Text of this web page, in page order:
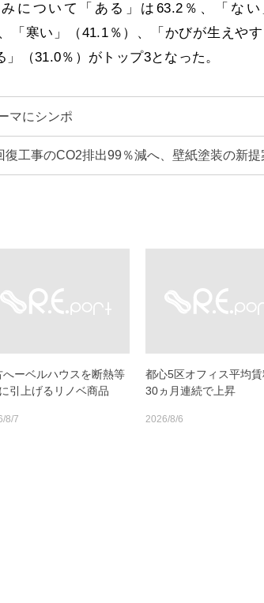
について「ある」は63.2％、「ない
「寒い」（41.1％）、「かびが生えやす
」（31.0％）がトップ3となった。
マにシンポ
復工事のCO2排出99％減へ、壁紙塗装の新提
へーベルハウスを断熱等
引上げるリノベ商品
8/7
都心5区オフィス平均賃
30ヵ月連続で上昇
2026/8/6